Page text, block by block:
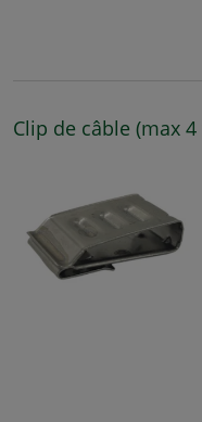
Clip de câble (max